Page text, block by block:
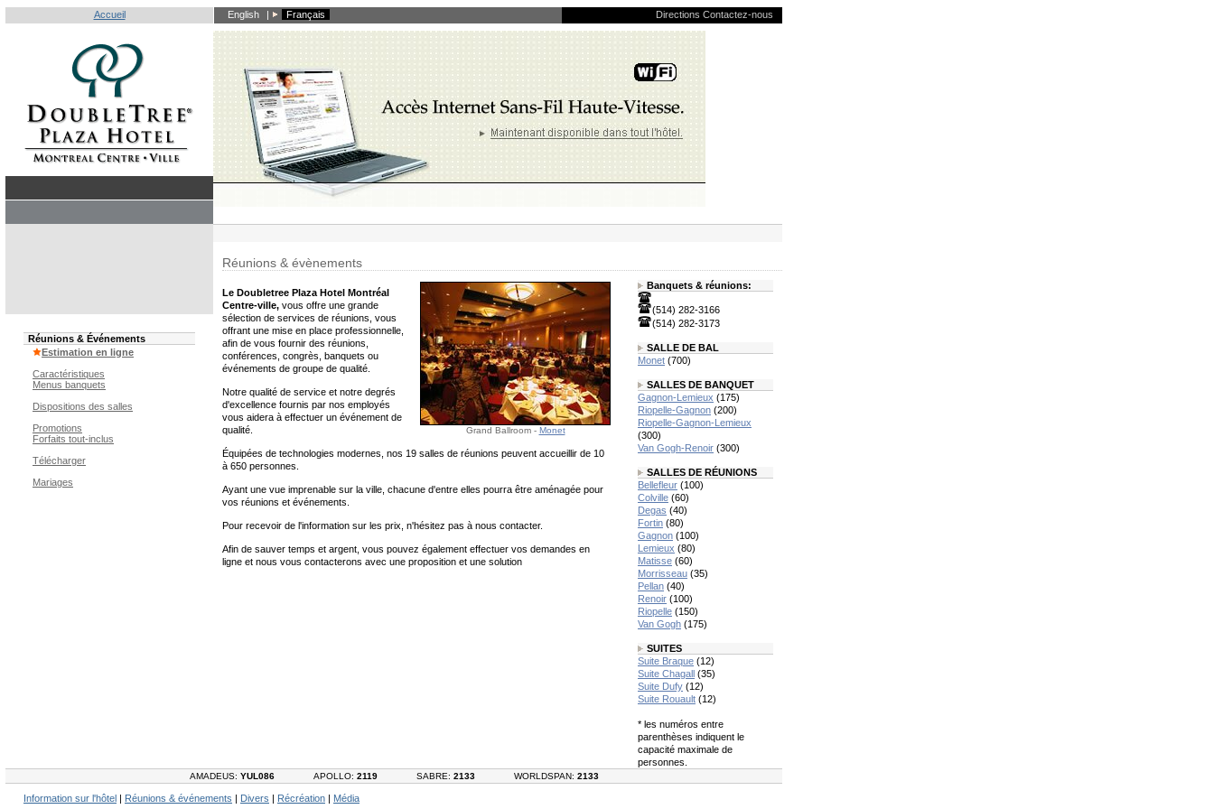
Accueil English | Français Directions Contactez-nous
Réunions & Événements
Estimation en ligne
Caractéristiques
Menus banquets
Dispositions des salles
Promotions
Forfaits tout-inclus
Télécharger
Mariages
Réunions & évènements
Banquets & réunions:
(514) 282-3166
(514) 282-3173
SALLE DE BAL
Monet (700)
SALLES DE BANQUET
Gagnon-Lemieux (175)
Riopelle-Gagnon (200)
Riopelle-Gagnon-Lemieux
(300)
Van Gogh-Renoir (300)
SALLES DE RÉUNIONS
Bellefleur (100)
Colville (60)
Degas (40)
Fortin (80)
Gagnon (100)
Lemieux (80)
Matisse (60)
Morrisseau (35)
Pellan (40)
Renoir (100)
Riopelle (150)
Van Gogh (175)
SUITES
Suite Braque (12)
Suite Chagall (35)
Suite Dufy (12)
Suite Rouault (12)
* les numéros entre
parenthèses indiquent le
capacité maximale de
personnes.
Grand Ballroom - Monet
Le Doubletree Plaza Hotel Montréal
Centre-ville, vous offre une grande
sélection de services de réunions, vous
offrant une mise en place professionnelle,
afin de vous fournir des réunions,
conférences, congrès, banquets ou
événements de groupe de qualité.
Notre qualité de service et notre degrés
d'excellence fournis par nos employés
vous aidera à effectuer un événement de
qualité.
Équipées de technologies modernes, nos 19 salles de réunions peuvent accueillir de 10
à 650 personnes.
Ayant une vue imprenable sur la ville, chacune d'entre elles pourra être aménagée pour
vos réunions et événements.
Pour recevoir de l'information sur les prix, n'hésitez pas à nous contacter.
Afin de sauver temps et argent, vous pouvez également effectuer vos demandes en
ligne et nous vous contacterons avec une proposition et une solution
AMADEUS: YUL086 APOLLO: 2119 SABRE: 2133 WORLDSPAN: 2133
Information sur l'hôtel | Réunions & événements | Divers | Récréation | Média